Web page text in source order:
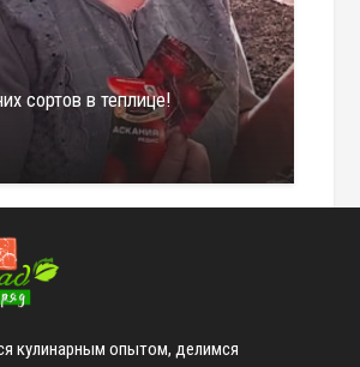
сортов в теплице!
кулинарным опытом, делимся